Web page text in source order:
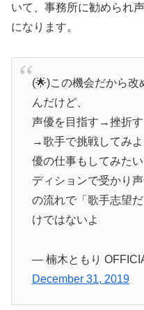
いて、事務所に勧められ
になります。
(🌟)この機会だから改
んだけど、
声優を目指す→挫折
→歌手で挑戦してみ
優の仕事もしてみた
ディションで受かり
の流れで「歌手志望
けではないよ
— 楠木ともり
December 31, 2019